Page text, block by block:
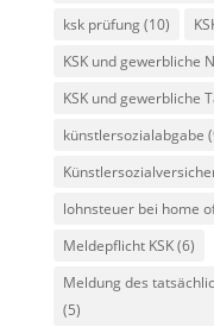
ksk prüfung(10)
KSK und gewerbliche
KSK und gewerbliche
künstlersozialabgabe
lohnsteuer bei home
Meldepflicht KSK(6)
Meldung des
(5)